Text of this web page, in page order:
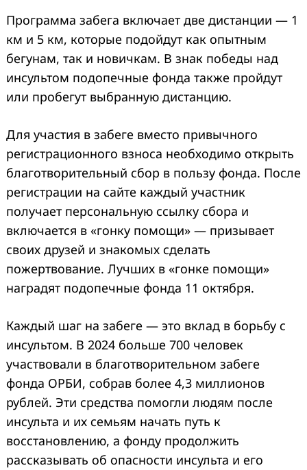
Программа забега включает две дистанции — 1
км и 5 км, которые подойдут как опытным
бегунам, так и новичкам. В знак победы над
инсультом подопечные фонда также пройдут
или пробегут выбранную дистанцию.
Для участия в забеге вместо привычного
регистрационного взноса необходимо открыть
благотворительный сбор в пользу фонда. После
регистрации на сайте каждый участник
получает персональную ссылку сбора и
включается в «гонку помощи» — призывает
своих друзей и знакомых сделать
пожертвование. Лучших в «гонке помощи»
наградят подопечные фонда 11 октября.
Каждый шаг на забеге — это вклад в борьбу с
инсультом. В 2024 больше 700 человек
участвовали в благотворительном забеге
фонда ОРБИ, собрав более 4,3 миллионов
рублей. Эти средства помогли людям после
инсульта и их семьям начать путь к
восстановлению, а фонду продолжить
рассказывать об опасности инсульта и его